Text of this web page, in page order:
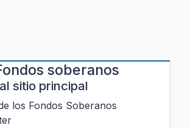
soberanos
sitio principal
los Fondos Soberanos